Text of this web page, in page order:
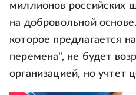
миллионов российских
на добровольной
которое предлагается
перемена", не будет
организацией, но учтет